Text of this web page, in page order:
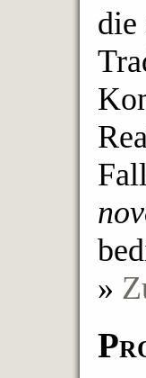
die
»